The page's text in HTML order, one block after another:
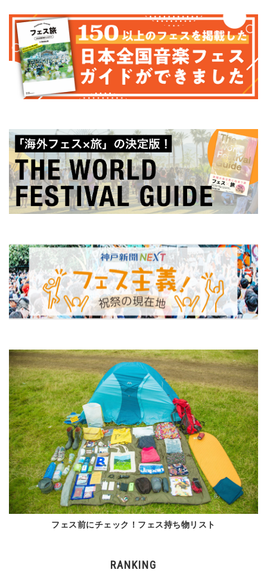
フェス前にチェック！フェス持ち物リスト
RANKING